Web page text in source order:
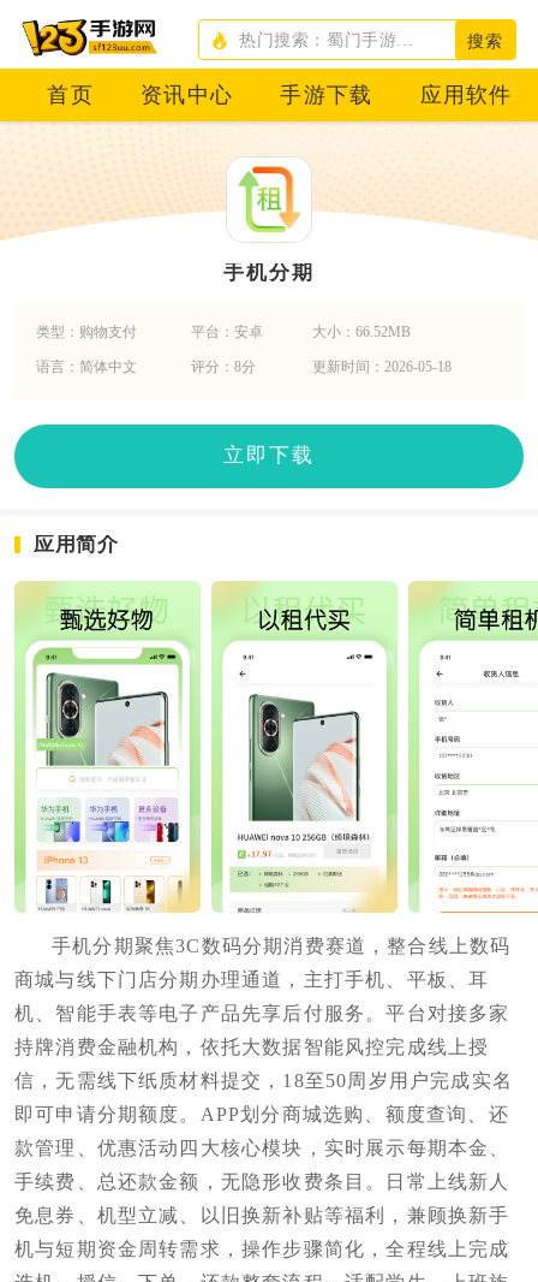
搜索
首页 资讯中心 手游下载 应用软件
手机分期
类型：购物支付 平台：安卓 大小：66.52MB
语言：简体中文 评分：8分 更新时间：2026-05-18
立即下载
应用简介
手机分期聚焦3C数码分期消费赛道，整合线上数码
商城与线下门店分期办理通道，主打手机、平板、耳
机、智能手表等电子产品先享后付服务。平台对接多家
持牌消费金融机构，依托大数据智能风控完成线上授
信，无需线下纸质材料提交，18至50周岁用户完成实名
即可申请分期额度。APP划分商城选购、额度查询、还
款管理、优惠活动四大核心模块，实时展示每期本金、
手续费、总还款金额，无隐形收费条目。日常上线新人
免息券、机型立减、以旧换新补贴等福利，兼顾换新手
机与短期资金周转需求，操作步骤简化，全程线上完成